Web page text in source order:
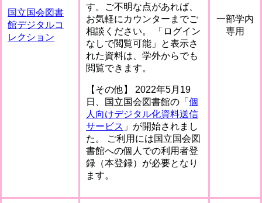
国立国会図書
館デジタルコ
レクション
す。ご不明な点があれば、
お気軽にカウンターまでご
相談ください。 「ログイン
なしで閲覧可能」と表示さ
れた資料は、学外からでも
閲覧できます。
【その他】 2022年5月19
日、国立国会図書館の「 個
人向けデジタル化資料送信
サービス 」が開始されまし
た。 ご利用には国立国会図
書館への個人での利用者登
録（本登録）が必要となり
ます。
一部学内
専用